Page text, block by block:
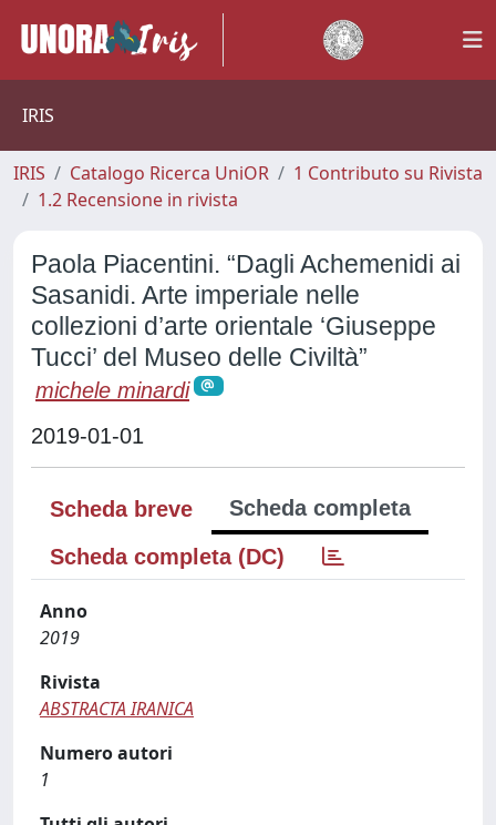
IRIS
IRIS Catalogo Ricerca UniOR
1 Contributo su Rivista
1.2 Recensione in rivista
Paola Piacentini. “Dagli Achemenidi ai
Sasanidi. Arte imperiale nelle
collezioni d’arte orientale ‘Giuseppe
Tucci’ del Museo delle Civiltà”
michele minardi
2019-01-01
Scheda breve
Scheda completa
Scheda completa (DC)
Anno
2019
Rivista
ABSTRACTA IRANICA
Numero autori
1